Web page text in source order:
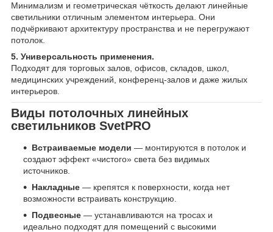
Минимализм и геометрическая чёткость делают линейные
светильники отличным элементом интерьера. Они
подчёркивают архитектуру пространства и не перегружают
потолок.
5. Универсальность применения.
Подходят для торговых залов, офисов, складов, школ,
медицинских учреждений, конференц-залов и даже жилых
интерьеров.
Виды потолочных линейных
светильников SvetPRO
Встраиваемые модели — монтируются в потолок и
создают эффект «чистого» света без видимых
источников.
Накладные — крепятся к поверхности, когда нет
возможности встраивать конструкцию.
Подвесные — устанавливаются на тросах и
идеально подходят для помещений с высокими